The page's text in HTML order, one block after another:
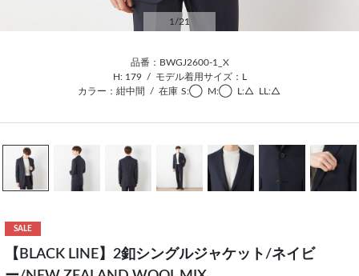
1 /21
品番：BWGJ2600-1_X
H: 179
/
モデル着用サイズ：L
カラー：紺中間
/ 在庫 S:◯ M:◯ L:△ LL:△
SALE
【BLACK LINE】2釦シングルジャケット/ネイビ